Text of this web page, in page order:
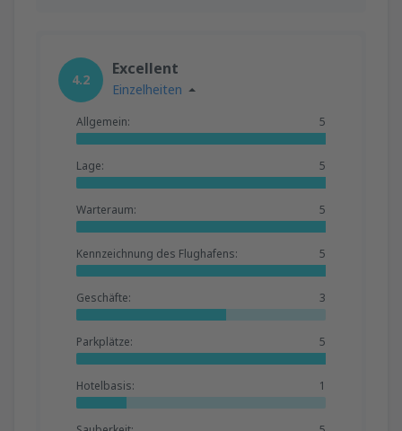
4.2
Excellent
Einzelheiten
Allgemein: 5
Lage: 5
Warteraum: 5
Kennzeichnung des Flughafens: 5
Geschäfte: 3
Parkplätze: 5
Hotelbasis: 1